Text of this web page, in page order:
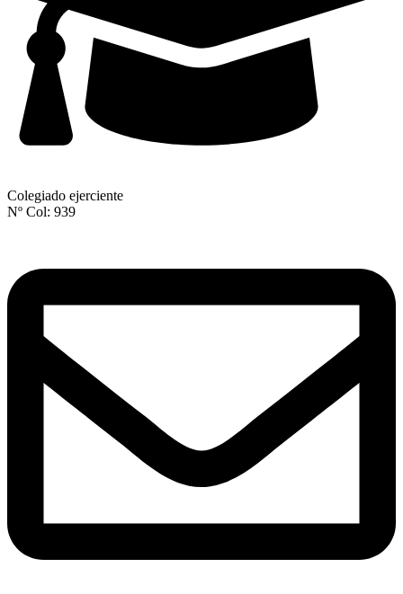
Colegiado ejerciente
Nº Col: 939